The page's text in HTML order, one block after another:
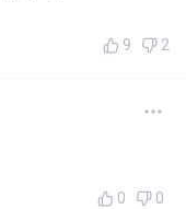
9 2
0 0